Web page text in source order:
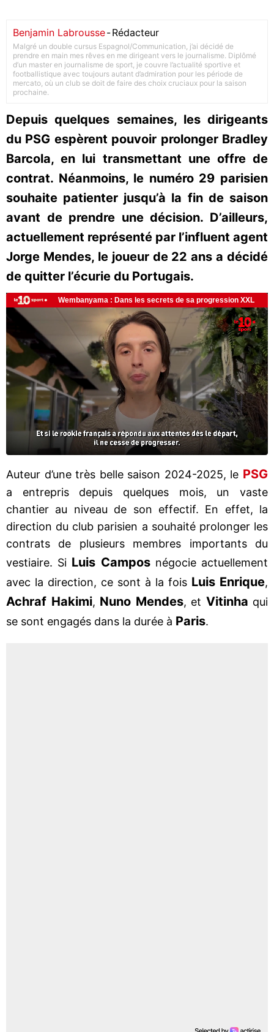
Benjamin Labrousse-Rédacteur
Malgré un double cursus Espagnol/Communication, j’ai décidé de
prendre en main mes rêves en me dirigeant vers le journalisme. Diplômé
d’un master en journalisme de sport, je couvre l’actualité sportive et
footballistique avec toujours autant d’admiration pour les période de
mercato, où un club se doit de faire des choix cruciaux pour la saison
prochaine.
Depuis quelques semaines, les dirigeants
du PSG espèrent pouvoir prolonger Bradley
Barcola, en lui transmettant une offre de
contrat. Néanmoins, le numéro 29 parisien
souhaite patienter jusqu’à la fin de saison
avant de prendre une décision. D’ailleurs,
actuellement représenté par l’influent agent
Jorge Mendes, le joueur de 22 ans a décidé
de quitter l’écurie du Portugais.
Auteur d’une très belle saison 2024-2025, le PSG
a entrepris depuis quelques mois, un vaste
chantier au niveau de son effectif. En effet, la
direction du club parisien a souhaité prolonger les
contrats de plusieurs membres importants du
vestiaire. Si Luis Camposnégocie actuellement
avec la direction, ce sont à la fois Luis Enrique,
Achraf Hakimi, Nuno Mendes, et Vitinha qui
se sont engagés dans la durée à Paris.